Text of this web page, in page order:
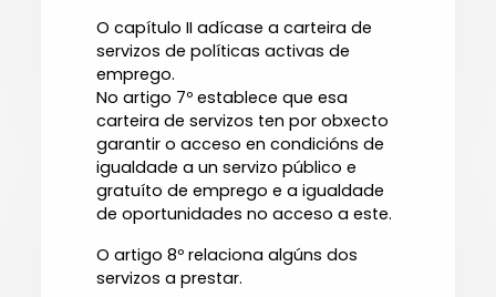
O capítulo II adícase a carteira de
servizos de políticas activas de
emprego.
No artigo 7º establece que esa
carteira de servizos ten por obxecto
garantir o acceso en condicións de
igualdade a un servizo público e
gratuíto de emprego e a igualdade
de oportunidades no acceso a este.
O artigo 8º relaciona algúns dos
servizos a prestar.